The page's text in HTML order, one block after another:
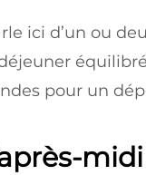
ici d’un ou
pour un